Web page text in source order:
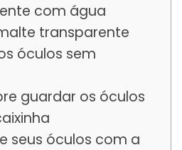
com água
transparente
óculos sem
guardar os óculos
seus óculos com a